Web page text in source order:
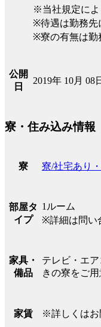
※当社規定によ
※待遇は勤務先
※寮の有無は勤
公開
日
2019年 10月 08
寮・住み込み情報
寮 寮/社宅あり
部屋タ
イプ
1ルーム
※詳細は問い
家具・
備品
テレビ・エ
きの寮をご用
家賃 ※詳しくはお